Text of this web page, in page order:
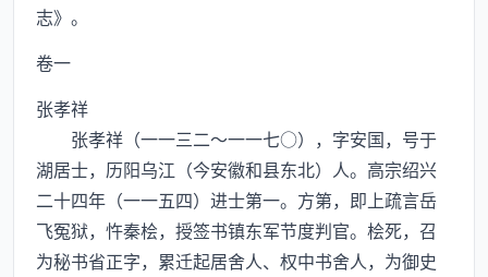
志》。
卷一
张孝祥
张孝祥（一一三二～一一七○），字安国，号于
湖居士，历阳乌江（今安徽和县东北）人。高宗绍兴
二十四年（一一五四）进士第一。方第，即上疏言岳
飞冤狱，忤秦桧，授签书镇东军节度判官。桧死，召
为秘书省正字，累迁起居舍人、权中书舍人，为御史